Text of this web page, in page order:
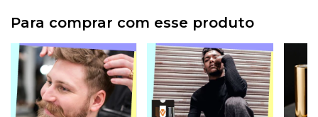
Para comprar com esse produto